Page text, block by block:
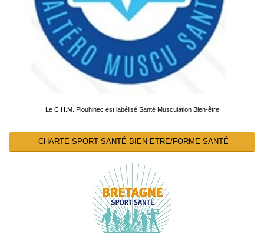
Le C.H.M. Plouhinec est labélisé Santé Musculation Bien-être
CHARTE SPORT SANTÉ BIEN-ETRE/FORME SANTÉ